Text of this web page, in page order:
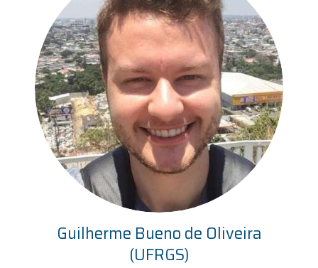
Guilherme Bueno de Oliveira
(UFRGS)